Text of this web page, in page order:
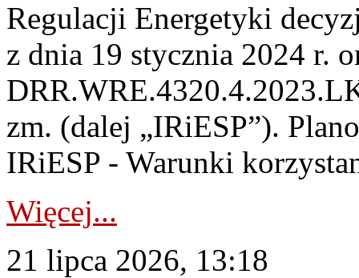
Regulacji Energetyki
z dnia 19 stycznia 2024 r.
zm. (dalej „IRiESP”).
IRiESP - Warunki
Więcej...
21 lipca 2026, 13:18